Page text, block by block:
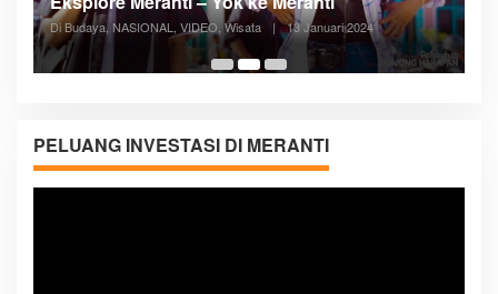
05:08
Posyandu Melayani Semua Siklus Hidup
Di ADVERTORIAL, Kesehatan, VIDEO | 27 Desember 2023
PELUANG INVESTASI DI MERANTI
Pemutar